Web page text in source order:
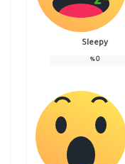
Sleepy
0
%